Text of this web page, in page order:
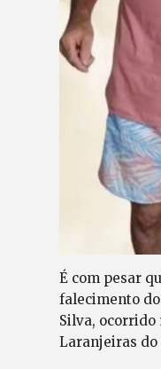
É com pesar
falecimento
Silva, ocorrido
Laranjeiras do